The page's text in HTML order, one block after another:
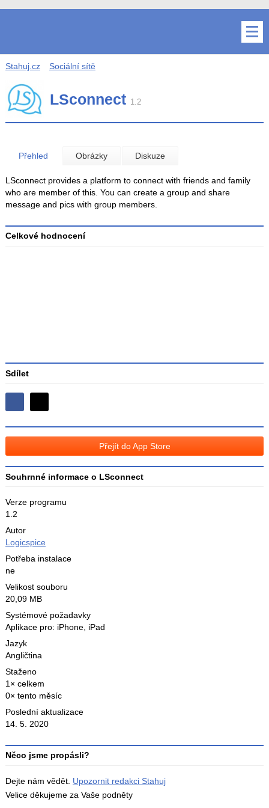
Stahuj.cz Sociální sítě
LSconnect 1.2
Přehled Obrázky Diskuze
LSconnect provides a platform to connect with friends and family
who are member of this. You can create a group and share
message and pics with group members.
Celkové hodnocení
Sdílet
Sdílejte
na
Facebooku
na
Přejít do App Store
Souhrnné informace o LSconnect
Verze programu
1.2
Autor
Logicspice
Potřeba instalace
ne
Velikost souboru
20,09 MB
Systémové požadavky
Aplikace pro: iPhone, iPad
Jazyk
Angličtina
Staženo
1× celkem
0× tento měsíc
Poslední aktualizace
14. 5. 2020
Něco jsme propásli?
Dejte nám vědět. Upozornit redakci Stahuj
Velice děkujeme za Vaše podněty